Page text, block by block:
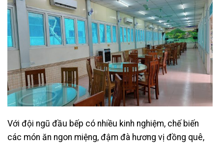
Với đội ngũ đầu bếp có nhiều kinh nghiệm, chế biến
các món ăn ngon miệng, đậm đà hương vị đồng quê,